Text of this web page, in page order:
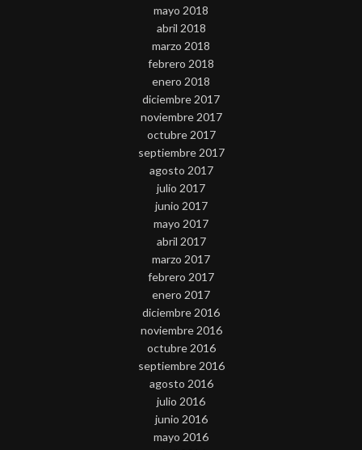
mayo 2018
abril 2018
marzo 2018
febrero 2018
enero 2018
diciembre 2017
noviembre 2017
octubre 2017
septiembre 2017
agosto 2017
julio 2017
junio 2017
mayo 2017
abril 2017
marzo 2017
febrero 2017
enero 2017
diciembre 2016
noviembre 2016
octubre 2016
septiembre 2016
agosto 2016
julio 2016
junio 2016
mayo 2016